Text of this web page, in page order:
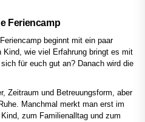
Feriencamp
beginnt mit ein paar
wie viel Erfahrung bringt es mit
für euch gut an? Danach wird die
Zeitraum und Betreuungsform, aber
Manchmal merkt man erst im
zum Familienalltag und zum